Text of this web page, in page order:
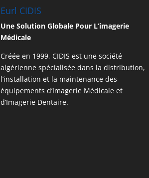
Eurl CIDIS
Une Solution Globale Pour L’imagerie
Médicale
Créée en 1999, CIDIS est une société
algérienne spécialisée dans la distribution,
l’installation et la maintenance des
équipements d’Imagerie Médicale et
d’Imagerie Dentaire.